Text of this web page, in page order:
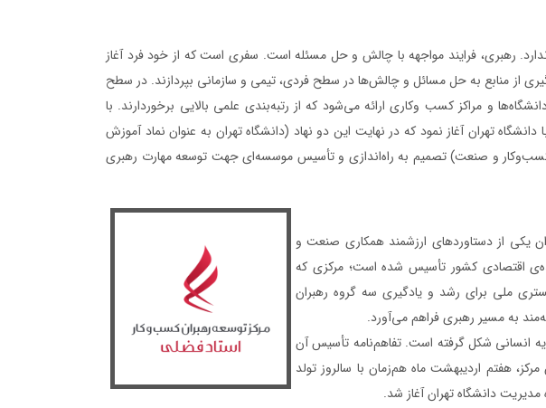
رهبری، فرایند مواجهه با چالش و حل مسئله است. سفری است که از خود فرد آغاز
از منابع به حل مسائل و چالش‌ها در سطح فردی، تیمی و سازمانی بپردازند. در سطح
و مراکز کسب وکاری ارائه می‌شود که از رتبه‌بندی علمی بالایی برخوردارند. با
گروه گلرنگ از سال 1400، مذاکراتی را با دانشگاه تهران آغاز نمود که در نهایت این دو نهاد (دانشگاه تهران به عنوان نماد آموزش
کسب‌وکار و صنعت) تصمیم به راه‌اندازی و تأسیس موسسه‌ای جهت توسعه مهارت رهبری
یکی از دستاوردهای ارزشمند همکاری صنعت و
اقتصادی کشور تأسیس شده است؛ مرکزی که
ملی برای رشد و یادگیری سه گروه رهبران
به مسیر رهبری فراهم می‌آورد.
انسانی شکل گرفته است. تفاهم‌نامه تأسیس آن
مرکز، هفتم اردیبهشت ماه هم‌زمان با سالروز تولد
دانشگاه تهران آغاز شد.